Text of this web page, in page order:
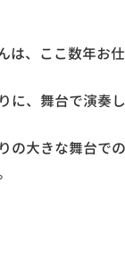
は、ここ数年お
に、舞台で演奏
の大きな舞台で